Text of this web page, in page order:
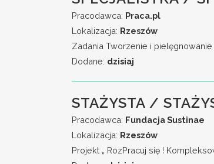
Pracodawca: Praca.pl
Lokalizacja: Rzeszów
Zadania Tworzenie i
Dodane: dzisiaj
STAŻYSTA /
Pracodawca: Fundacja Sustinae
Lokalizacja: Rzeszów
Projekt „ RozPracuj się !